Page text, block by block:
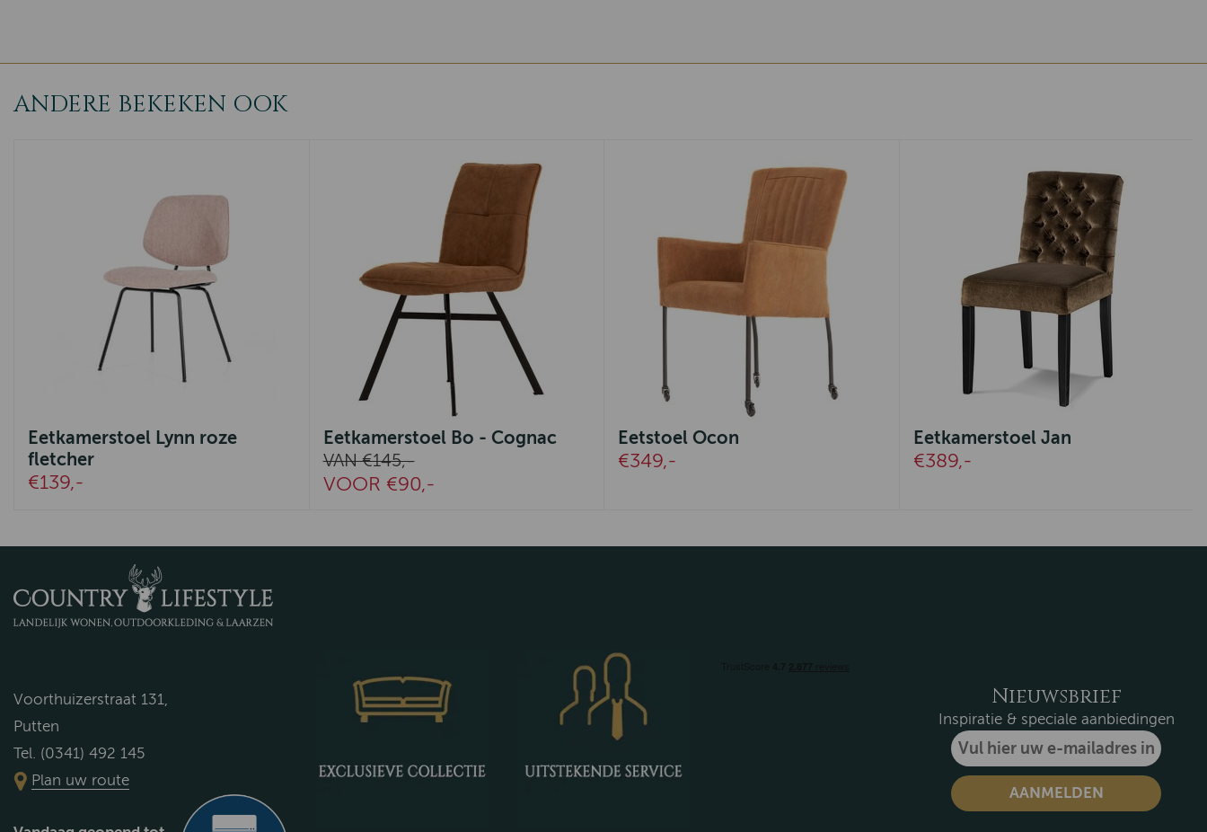
ANDERE BEKEKEN OOK
Eetkamerstoel Lynn roze
fletcher
€139,-
Eetkamerstoel Bo - Cognac
VAN €145,-
VOOR €90,-
Eetstoel Ocon
€349,-
Eetkamerstoel Jan
€389,-
Voorthuizerstraat 131,
Putten
Tel. (0341) 492 145
Plan uw route
Nieuwsbrief
Inspiratie & speciale aanbiedingen